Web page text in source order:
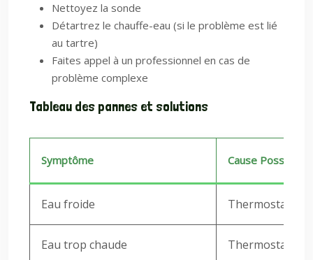
Nettoyez la sonde
Détartrez le chauffe-eau (si le problème est lié
au tartre)
Faites appel à un professionnel en cas de
problème complexe
Tableau des pannes et solutions
Symptôme Cause Possible
Eau froide Thermostat
Eau trop chaude Thermostat